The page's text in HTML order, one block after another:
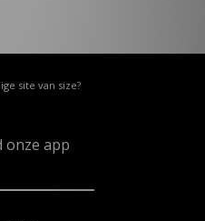
site van size?
onze app